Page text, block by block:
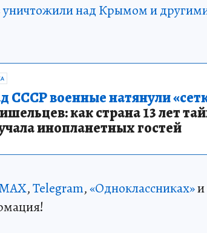
уничтожили над Крымом и
СССР военные натянули
как страна 13 лет
инопланетных гостей
,Telegram,«Одноклассниках»и